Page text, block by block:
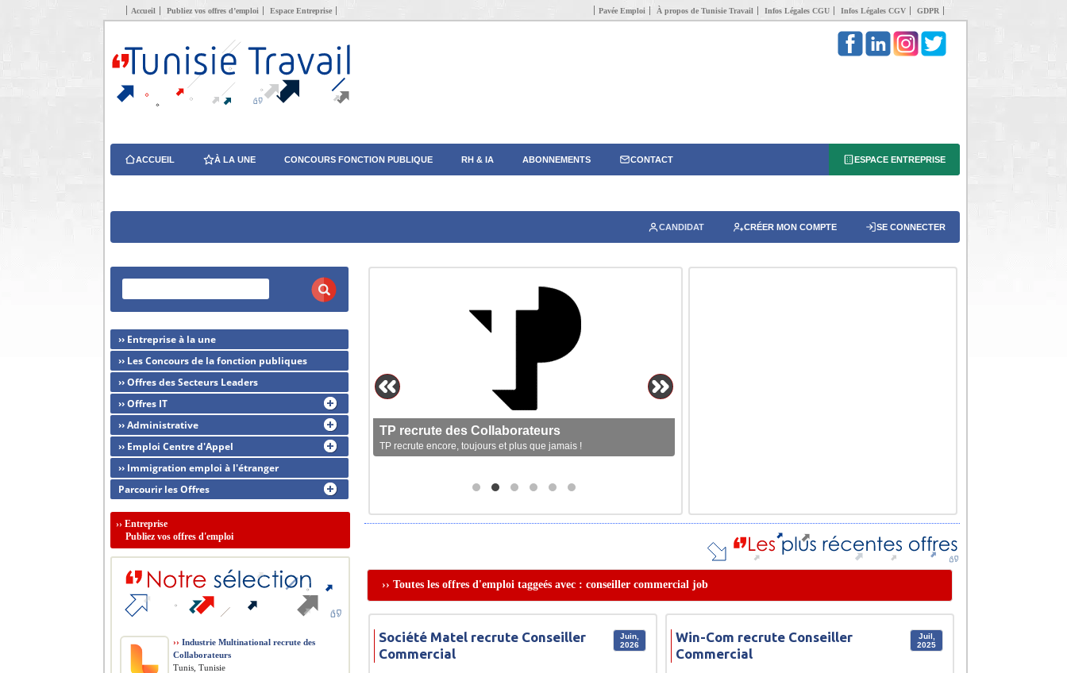
Accueil Publiez vos offres d’emploi Espace Entreprise Pavée Emploi À propos de Tunisie Travail Infos Légales CGU Infos Légales CGV GDPR
ACCUEIL À LA UNE CONCOURS FONCTION PUBLIQUE RH & IA ABONNEMENTS CONTACT ESPACE ENTREPRISE
CANDIDAT CRÉER MON COMPTE SE CONNECTER
TP recrute des Collaborateurs
TP recrute encore, toujours et plus que jamais !
›› Toutes les offres d'emploi taggeés avec : conseiller commercial job
Juin,
2026
Société Matel recrute Conseiller
Commercial
Juil,
2025
Win-Com recrute Conseiller
Commercial
›› Entreprise à la une
›› Les Concours de la fonction publiques
›› Offres des Secteurs Leaders
›› Offres IT
›› Administrative
›› Emploi Centre d'Appel
›› Immigration emploi à l'étranger
Parcourir les Offres
›› Entreprise
Publiez vos offres d'emploi
›› Industrie Multinational recrute des
Collaborateurs
Tunis, Tunisie